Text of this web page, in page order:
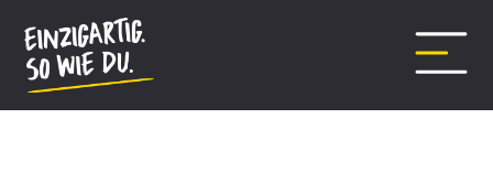
springen